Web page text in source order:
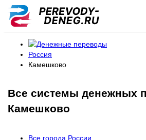
Россия
Камешково
Все системы денежных
Камешково
Все города России